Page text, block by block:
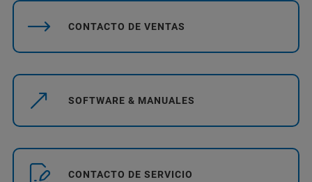
CONTACTO DE VENTAS
SOFTWARE & MANUALES
CONTACTO DE SERVICIO